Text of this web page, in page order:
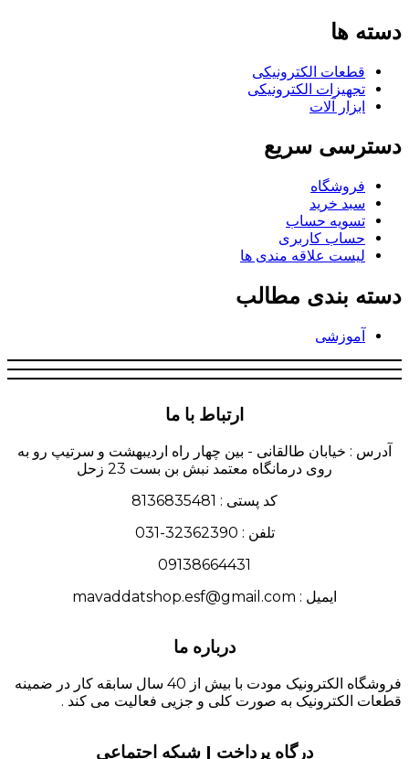
دسته ها
قطعات الکترونیکی
تجهیزات الکترونیکی
ابزار آلات
دسترسی سریع
فروشگاه
سبد خرید
تسویه حساب
حساب کاربری
لیست علاقه مندی ها
دسته بندی مطالب
آموزشی
ارتباط با ما
آدرس : خیابان طالقانی - بین چهار راه اردیبهشت و سرتیپ رو به
روی درمانگاه معتمد نبش بن بست 23 زحل
کد پستی : 8136835481
تلفن : 32362390-031
09138664431
ایمیل : mavaddatshop.esf@gmail.com
درباره ما
فروشگاه الکترونیک مودت با بیش از 40 سال سابقه کار در ضمینه
قطعات الکترونیک به صورت کلی و جزیی فعالیت می کند .
درگاه پرداخت | شبکه اجتماعی